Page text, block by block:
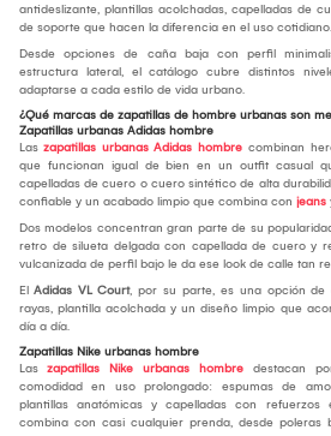
antideslizante, plantillas acolchadas, capelladas de
de soporte que hacen la diferencia en el uso cotidiano.
Desde opciones de caña baja con perfil
estructura lateral, el catálogo cubre distintos
adaptarse a cada estilo de vida urbano.
¿Qué marcas de zapatillas de hombre urbanas son
Zapatillas urbanas Adidas hombre
Las zapatillas urbanas Adidas hombre combinan
que funcionan igual de bien en un outfit casual
capelladas de cuero o cuero sintético de alta
confiable y un acabado limpio que combina con jeans
Dos modelos concentran gran parte de su
retro de silueta delgada con capellada de cuero y
vulcanizada de perfil bajo le da ese look de calle tan
El Adidas VL Court, por su parte, es una opción
rayas, plantilla acolchada y un diseño limpio que
día a día.
Zapatillas Nike urbanas hombre
Las zapatillas Nike urbanas hombre destacan
comodidad en uso prolongado: espumas de
plantillas anatómicas y capelladas con refuerzos
combina con casi cualquier prenda, desde poleras